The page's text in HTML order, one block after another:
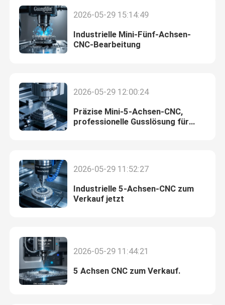
2026-05-29 15:14:49
Industrielle Mini-Fünf-Achsen-
CNC-Bearbeitung
2026-05-29 12:00:24
Präzise Mini-5-Achsen-CNC,
professionelle Gusslösung für
2026-05-29 11:52:27
Industrielle 5-Achsen-CNC zum
Verkauf jetzt
2026-05-29 11:44:21
5 Achsen CNC zum Verkauf.